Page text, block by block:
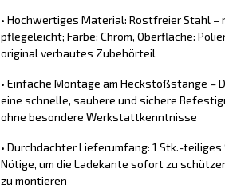
• Hochwertiges Material: Rostfreier Stahl
pflegeleicht; Farbe: Chrom, Oberfläche:
original verbautes Zubehörteil
• Einfache Montage am Heckstoßstange –
eine schnelle, saubere und sichere
ohne besondere Werkstattkenntnisse
• Durchdachter Lieferumfang: 1 Stk.-
Nötige, um die Ladekante sofort zu
zu montieren